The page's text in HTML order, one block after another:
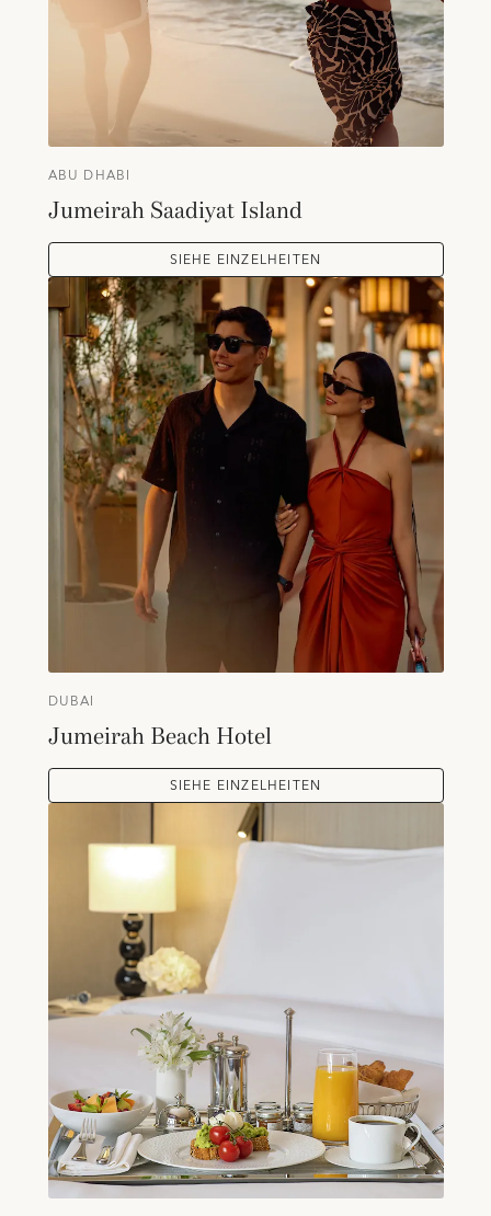
ABU DHABI
Jumeirah Saadiyat Island
SIEHE EINZELHEITEN
DUBAI
Jumeirah Beach Hotel
SIEHE EINZELHEITEN